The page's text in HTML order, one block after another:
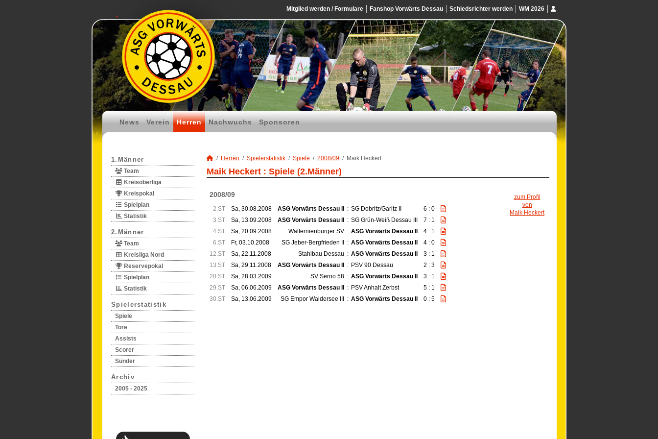
Mitglied werden / Formulare Fanshop Vorwärts Dessau Schiedsrichter werden WM 2026
News Verein Herren Nachwuchs Sponsoren
1.Männer
Team
Kreisoberliga
Kreispokal
Spielplan
Statistik
2.Männer
Team
Kreisliga Nord
Reservepokal
Spielplan
Statistik
Spielerstatistik
Spiele
Tore
Assists
Scorer
Sünder
Archiv
2005 - 2025
Herren Spielerstatistik Spiele 2008/09 Maik Heckert
Maik Heckert : Spiele (2.Männer)
zum Profil
von
Maik Heckert
2008/09
2.ST Sa, 30.08.2008 ASG Vorwärts Dessau II : SG Dobritz/Garitz II
6 : 0
3.ST
Sa, 13.09.2008 ASG Vorwärts Dessau II : SG Grün-Weiß Dessau III
7 : 1
4.ST
Sa, 20.09.2008 Walternienburger SV : ASG Vorwärts Dessau II
4 : 1
6.ST
Fr, 03.10.2008 SG Jeber-Bergfrieden II : ASG Vorwärts Dessau II
4 : 0
12.ST
Sa, 22.11.2008 Stahlbau Dessau : ASG Vorwärts Dessau II
3 : 1
13.ST
Sa, 29.11.2008 ASG Vorwärts Dessau II : PSV 90 Dessau
2 : 3
20.ST
Sa, 28.03.2009 SV Serno 58 : ASG Vorwärts Dessau II
3 : 1
29.ST
Sa, 06.06.2009 ASG Vorwärts Dessau II : PSV Anhalt Zerbst
5 : 1
30.ST
Sa, 13.06.2009 SG Empor Waldersee III : ASG Vorwärts Dessau II 0 : 5